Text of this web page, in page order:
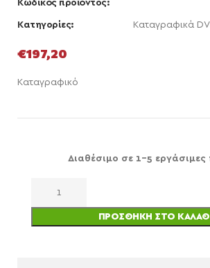
Κωδικός προϊόντος:
Κατηγορίες: Καταγραφικά
€197,20
Καταγραφικό
Διαθέσιμο σε 1-5 εργάσιμες
ΠΡΟΣΘΉΚΗ ΣΤΟ ΚΑΛΆΘΙ